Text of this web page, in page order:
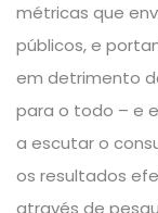
métricas que
públicos, e
em detrimento
para o todo – e
a escutar o
os resultados
através de